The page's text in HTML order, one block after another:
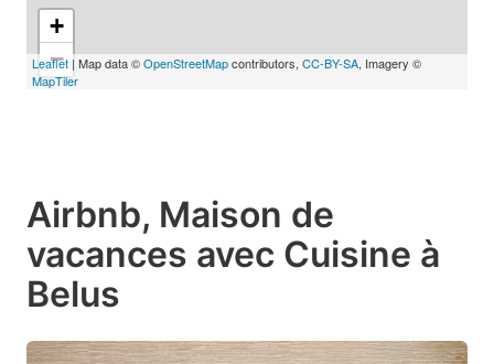
+
−
Leaflet | Map data ©OpenStreetMapcontributors, CC-BY-SA, Imagery ©
MapTiler
Airbnb, Maison de
vacances avec Cuisine à
Belus